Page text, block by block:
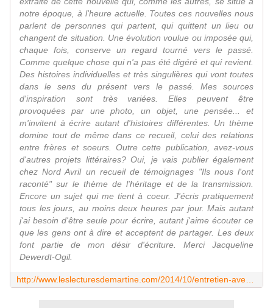
notre époque, à l'heure actuelle. Toutes ces nouvelles nous
parlent de personnes qui partent, qui quittent un lieu ou
changent de situation. Une évolution voulue ou imposée qui,
chaque fois, conserve un regard tourné vers le passé.
Comme quelque chose qui n'a pas été digéré et qui revient.
Des histoires individuelles et très singulières qui vont toutes
dans le sens du présent vers le passé. Mes sources
d'inspiration sont très variées. Elles peuvent être
provoquées par une photo, un objet, une pensée... et
m'invitent à écrire autant d'histoires différentes. Un thème
domine tout de même dans ce recueil, celui des relations
entre frères et soeurs. Outre cette publication, avez-vous
d'autres projets littéraires? Oui, je vais publier également
chez Nord Avril un recueil de témoignages "Ils nous l'ont
raconté" sur le thème de l'héritage et de la transmission.
Encore un sujet qui me tient à coeur. J'écris pratiquement
tous les jours, au moins deux heures par jour. Mais autant
j'ai besoin d'être seule pour écrire, autant j'aime écouter ce
que les gens ont à dire et acceptent de partager. Les deux
font partie de mon désir d'écriture. Merci Jacqueline
Dewerdt-Ogil.